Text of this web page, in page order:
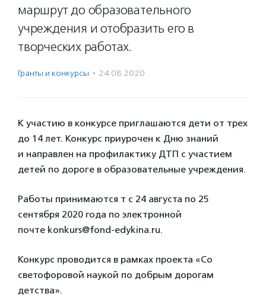
маршрут до образовательного
учреждения и отобразить его в
творческих работах.
Гранты и конкурсы · 24.08.2020
К участию в конкурсе приглашаются дети от трех
до 14 лет. Конкурс приурочен к Дню знаний
и направлен на профилактику ДТП с участием
детей по дороге в образовательные учреждения.
Работы принимаются т с 24 августа по 25
сентября 2020 года по электронной
почте konkurs@fond-edykina.ru.
Конкурс проводится в рамках проекта «Со
светофоровой наукой по добрым дорогам
детства».